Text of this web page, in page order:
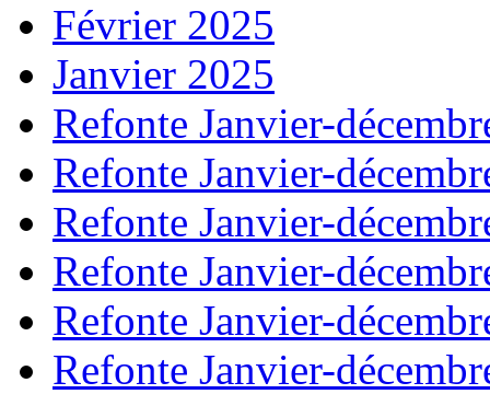
Février 2025
Janvier 2025
Refonte Janvier-
Refonte Janvier-
Refonte Janvier-
Refonte Janvier-
Refonte Janvier-
Refonte Janvier-